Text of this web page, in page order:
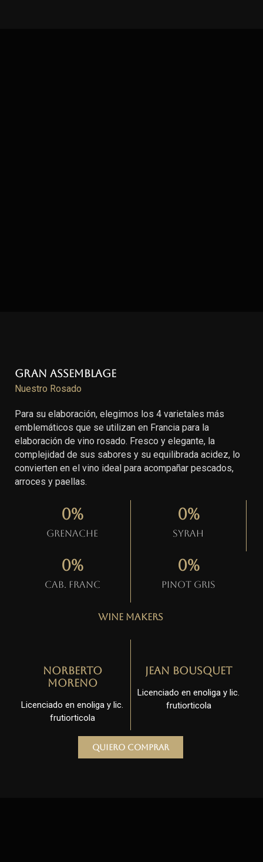
Gran Assemblage
Nuestro Rosado
Para su elaboración, elegimos los 4 varietales más
emblemáticos que se utilizan en Francia para la
elaboración de vino rosado. Fresco y elegante, la
complejidad de sus sabores y su equilibrada acidez, lo
convierten en el vino ideal para acompañar pescados,
arroces y paellas.
Grenache
0%
Syrah
0%
Cab. Franc
0%
Pinot gris
0%
Wine Makers
Norberto
Moreno
Licenciado en enoliga y lic.
frutiorticola
Jean Bousquet
Licenciado en enoliga y lic.
frutiorticola
Quiero comprar